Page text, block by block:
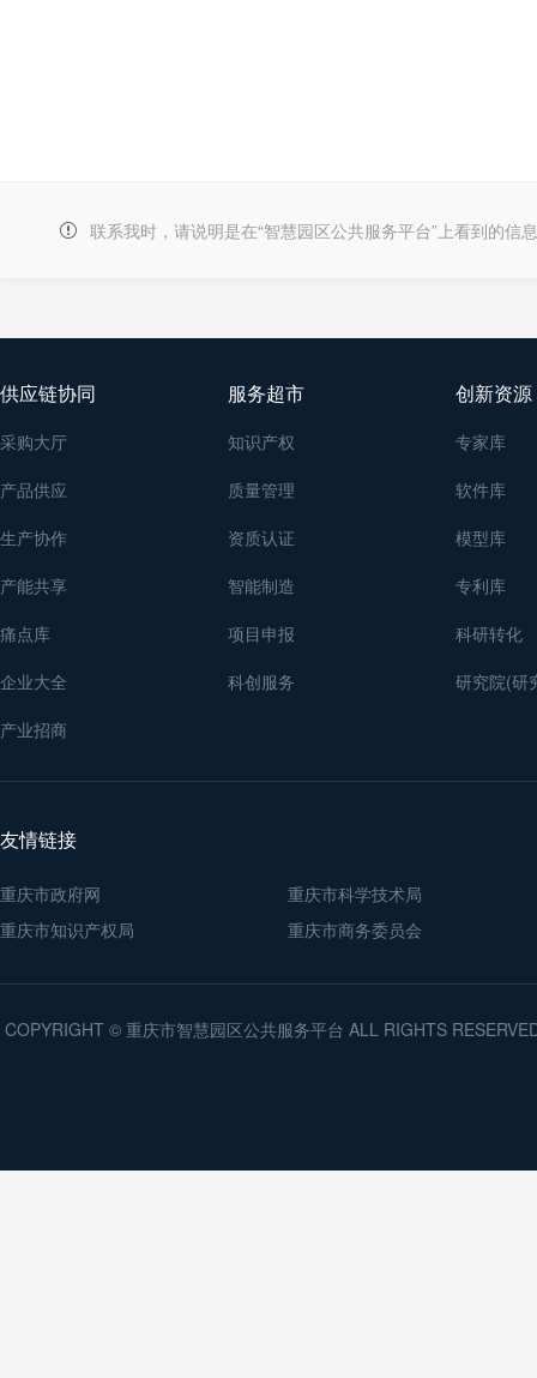
联系我时，请说明是在“智慧园区公共服务平台”上看到的信
供应链协同
采购大厅
产品供应
生产协作
产能共享
痛点库
企业大全
产业招商
服务超市
知识产权
质量管理
资质认证
智能制造
项目申报
科创服务
创新资源
专家库
软件库
模型库
专利库
科研转化
研究院(研
友情链接
重庆市政府网
重庆市科学技术局
重庆市知识产权局
重庆市商务委员会
COPYRIGHT © 重庆市智慧园区公共服务平台 ALL RIGHTS